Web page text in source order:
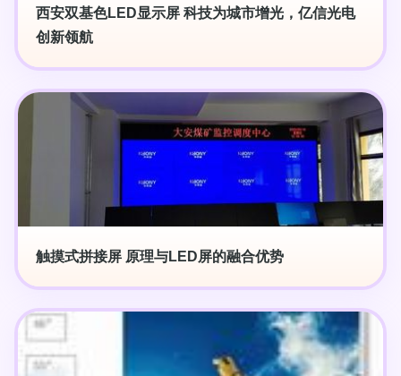
西安双基色LED显示屏 科技为城市增光，亿信光电
创新领航
触摸式拼接屏 原理与LED屏的融合优势